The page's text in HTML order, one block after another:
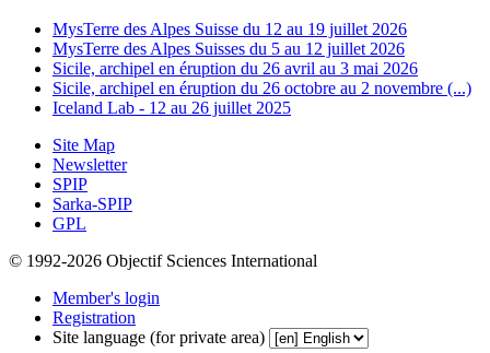
MysTerre des Alpes Suisse du 12 au 19 juillet 2026
MysTerre des Alpes Suisses du 5 au 12 juillet 2026
Sicile, archipel en éruption du 26 avril au 3 mai 2026
Sicile, archipel en éruption du 26 octobre au 2 novembre (...)
Iceland Lab - 12 au 26 juillet 2025
Site Map
Newsletter
SPIP
Sarka-SPIP
GPL
© 1992-2026 Objectif Sciences International
Member's login
Registration
Site language (for private area)